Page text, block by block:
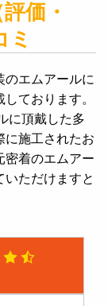
価・
ミ
のエムアールに
ております。
に頂戴した多
に施工されたお
密着のエムアー
ただけますと